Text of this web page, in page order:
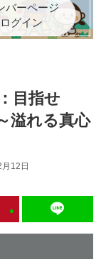
バーページ
ログイン
目指せ
溢れる真心
12日